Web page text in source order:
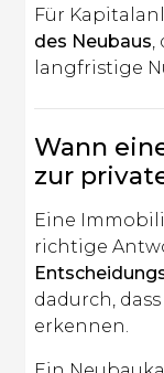
Für
des Neubaus,
langfristige
Wann
zur
Eine
richtige
dadurch,
erkennen.